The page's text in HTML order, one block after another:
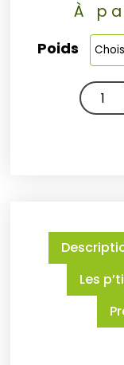
À
Poids
Les